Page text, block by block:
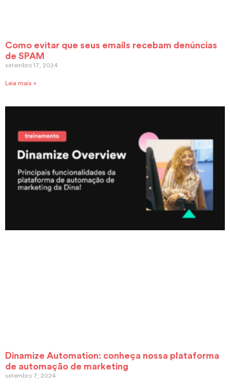
Como evitar que seus emails recebam denúncias
de SPAM
setembro 17, 2024
Leia mais »
Dinamize Automation: conheça nossa plataforma
de automação de marketing
setembro 7, 2024